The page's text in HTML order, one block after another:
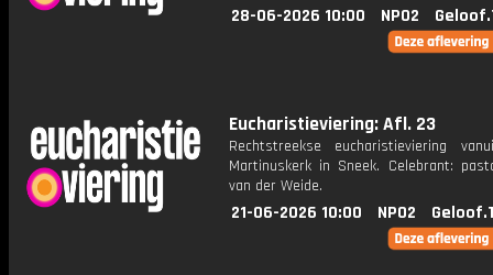
28-06-2026 10:00 NPO2
Eucharistieviering: Afl. 23
Rechtstreekse eucharistieviering
Martinuskerk in Sneek. Celebrant:
van der Weide.
21-06-2026 10:00 NPO2